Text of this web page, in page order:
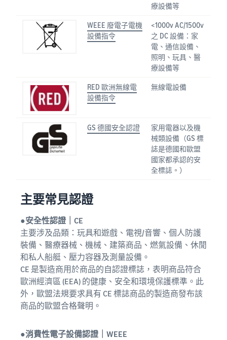
療設備等
WEEE 廢電子電機
設備指令
<1000v AC/1500v
之 DC 設備：家
電、通信設備、
照明、玩具、醫
療設備等
RED 歐洲無線電
設備指令
無線電設備
GS 德國安全認證
家用電器以及機
械類設備（​​GS 標
誌是德國和歐盟
國家都承認的安
全標誌。）
主要常見認證
●安全性認證｜CE
主要涉及品類：玩具和遊戲、電視/音響、個人防護
裝備、醫療器械、機械、建築商品、燃氣設備、休閒
和私人船艇、壓力容器及測量設備。
CE 是製造商用於商品的自認證標誌，表明商品符合
歐洲經濟區 (EEA) 的健康、安全和環境保護標準。此
外，歐盟法規要求具有 CE 標誌商品的製造商發布該
商品的歐盟合格聲明。
●消費性電子設備認證｜WEEE